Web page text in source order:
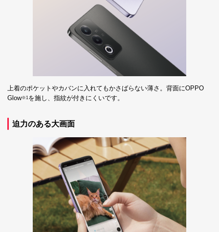
上着のポケットやカバンに入れてもかさばらない薄さ。背面にOPPO
Glow※1 を施し、指紋が付きにくいです。
迫力のある大画面